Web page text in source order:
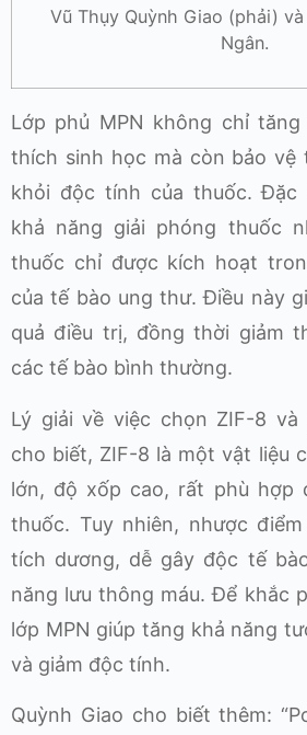
Vũ Thụy Quỳnh Giao (phải)
Ngân.
Lớp phủ MPN không chỉ
thích sinh học mà còn bảo vệ
khỏi độc tính của thuốc.
khả năng giải phóng thuốc
thuốc chỉ được kích hoạt
của tế bào ung thư. Điều này
quả điều trị, đồng thời giảm
các tế bào bình thường.
Lý giải về việc chọn ZIF-8 và
cho biết, ZIF-8 là một vật liệu
lớn, độ xốp cao, rất phù hợp
thuốc. Tuy nhiên, nhược
tích dương, dễ gây độc tế
năng lưu thông máu. Để khắc
lớp MPN giúp tăng khả năng
và giảm độc tính.
Quỳnh Giao cho biết thêm: